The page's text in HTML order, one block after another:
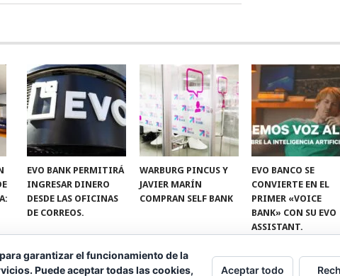
EVO BANK PERMITIRÁ
INGRESAR DINERO
DESDE LAS OFICINAS
DE CORREOS.
WARBURG PINCUS Y
JAVIER MARÍN
COMPRAN SELF BANK
EVO BANCO SE
CONVIERTE EN EL
PRIMER «VOICE
BANK» CON SU EVO
ASSISTANT.
garantizar el funcionamiento de la
Puede aceptar todas las cookies,
Aceptar todo